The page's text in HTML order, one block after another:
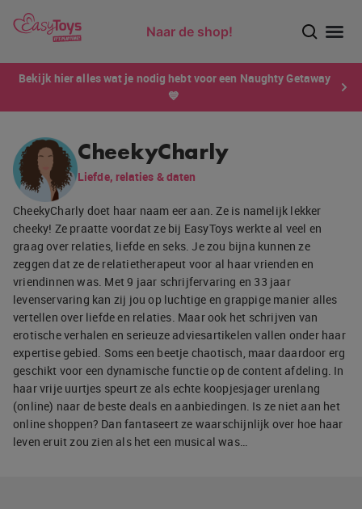
Naar de shop!
Bekijk hier alles wat je nodig hebt voor een Naughty Getaway
💙
CheekyCharly
Liefde, relaties & daten
CheekyCharly doet haar naam eer aan. Ze is namelijk lekker
cheeky! Ze praatte voordat ze bij EasyToys werkte al veel en
graag over relaties, liefde en seks. Je zou bijna kunnen ze
zeggen dat ze de relatietherapeut voor al haar vrienden en
vriendinnen was. Met 9 jaar schrijfervaring en 33 jaar
levenservaring kan zij jou op luchtige en grappige manier alles
vertellen over liefde en relaties. Maar ook het schrijven van
erotische verhalen en serieuze adviesartikelen vallen onder haar
expertise gebied. Soms een beetje chaotisch, maar daardoor erg
geschikt voor een dynamische functie op de content afdeling. In
haar vrije uurtjes speurt ze als echte koopjesjager urenlang
(online) naar de beste deals en aanbiedingen. Is ze niet aan het
online shoppen? Dan fantaseert ze waarschijnlijk over hoe haar
leven eruit zou zien als het een musical was…